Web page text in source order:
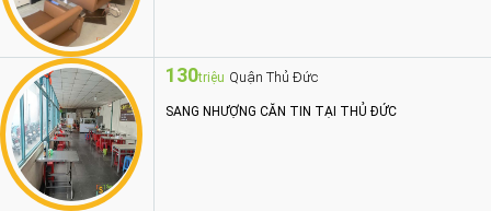
130triệu Quận Thủ Đức
SANG NHƯỢNG CĂN TIN TẠI THỦ ĐỨC